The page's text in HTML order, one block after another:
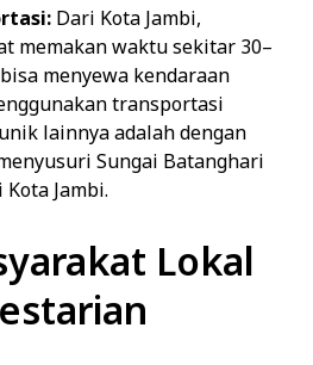
Dari Kota Jambi,
memakan waktu sekitar 30–
menyewa kendaraan
transportasi
lainnya adalah dengan
Sungai Batanghari
Jambi.
Lokal